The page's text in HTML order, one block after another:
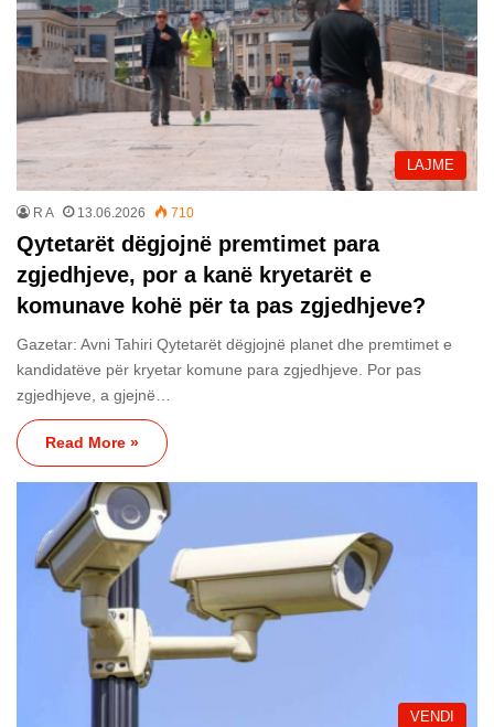
LAJME
R A 13.06.2026 710
Qytetarët dëgjojnë premtimet para
zgjedhjeve, por a kanë kryetarët e
komunave kohë për ta pas zgjedhjeve?
Gazetar: Avni Tahiri Qytetarët dëgjojnë planet dhe premtimet e
kandidatëve për kryetar komune para zgjedhjeve. Por pas
zgjedhjeve, a gjejnë…
Read More »
VENDI